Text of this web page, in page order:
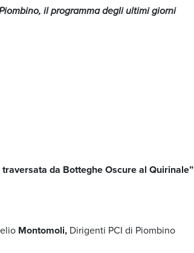
il programma degli ultimi giorni
da Botteghe Oscure al Quirinale”
Montomoli, Dirigenti PCI di Piombino